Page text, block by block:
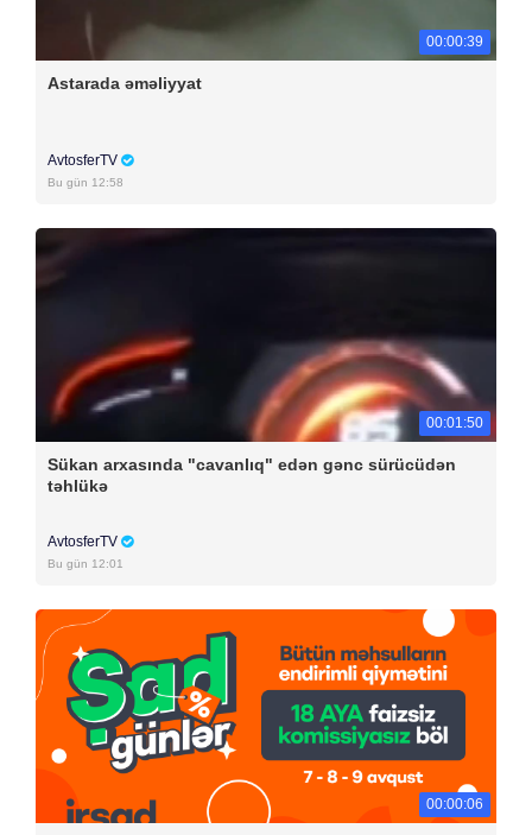
00:00:39
Astarada əməliyyat
AvtosferTV
Bu gün 12:58
00:01:50
Sükan arxasında "cavanlıq" edən gənc sürücüdən
təhlükə
AvtosferTV
Bu gün 12:01
00:00:06